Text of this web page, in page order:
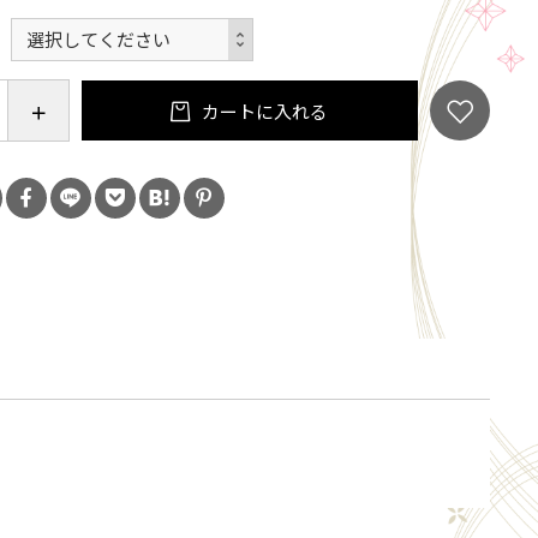
風合い」や
のない「美しい伝統の色柄」が
くお楽しみいただけます。
カートに入れる